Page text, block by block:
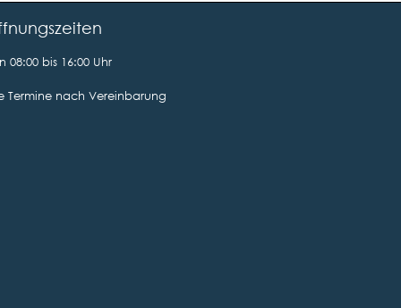
08:00 bis 16:00 Uhr
Termine nach Vereinbarung